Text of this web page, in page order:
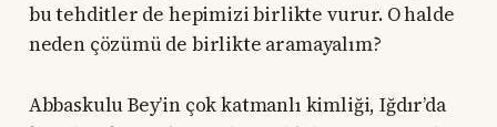
bu tehditler de hepimizi birlikte vurur. O halde
neden çözümü de birlikte aramayalım?
Abbaskulu Bey’in çok katmanlı kimliği, Iğdır’da